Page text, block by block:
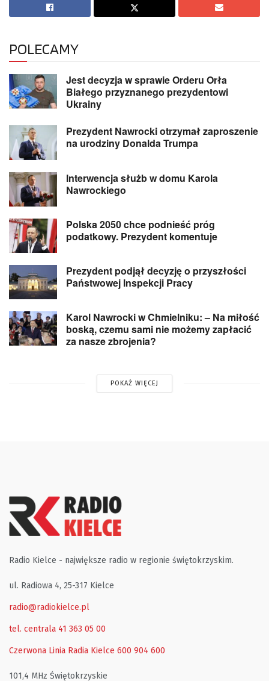
POLECAMY
Jest decyzja w sprawie Orderu Orła
Białego przyznanego prezydentowi
Ukrainy
Prezydent Nawrocki otrzymał zaproszenie
na urodziny Donalda Trumpa
Interwencja służb w domu Karola
Nawrockiego
Polska 2050 chce podnieść próg
podatkowy. Prezydent komentuje
Prezydent podjął decyzję o przyszłości
Państwowej Inspekcji Pracy
Karol Nawrocki w Chmielniku: – Na miłość
boską, czemu sami nie możemy zapłacić
za nasze zbrojenia?
POKAŻ WIĘCEJ
Radio Kielce - największe radio w regionie świętokrzyskim.
ul. Radiowa 4, 25-317 Kielce
radio@radiokielce.pl
tel. centrala 41 363 05 00
Czerwona Linia Radia Kielce 600 904 600
101,4 MHz Świętokrzyskie